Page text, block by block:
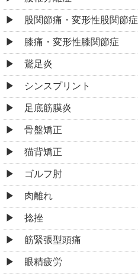
股関節痛・変形性股関節症
膝痛・変形性膝関節症
鵞足炎
シンスプリント
足底筋膜炎
骨盤矯正
猫背矯正
ゴルフ肘
肉離れ
捻挫
筋緊張型頭痛
眼精疲労